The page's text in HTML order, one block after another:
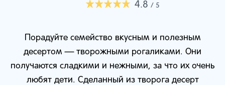
4.8 / 5
Порадуйте семейство вкусным и полезным
десертом — творожными рогаликами. Они
получаются сладкими и нежными, за что их очень
любят дети. Сделанный из творога десерт